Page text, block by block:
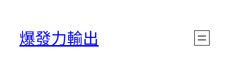
爆發力輸出